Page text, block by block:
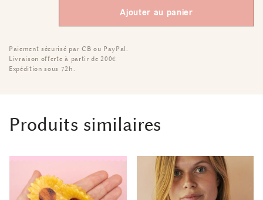
Ajouter au panier
Paiement sécurisé par CB ou PayPal.
Livraison offerte à partir de 200€
Expédition sous 72h.
Produits similaires